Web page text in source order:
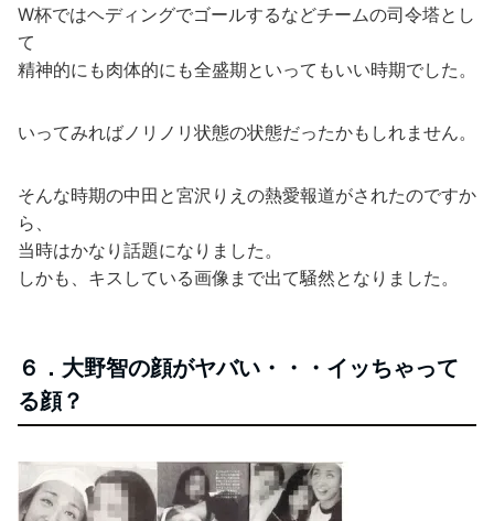
W杯ではヘディングでゴールするなどチームの司令塔とし
て
精神的にも肉体的にも全盛期といってもいい時期でした。
いってみればノリノリ状態の状態だったかもしれません。
そんな時期の中田と宮沢りえの熱愛報道がされたのですか
ら、
当時はかなり話題になりました。
しかも、キスしている画像まで出て騒然となりました。
６．大野智の顔がヤバい・・・イッちゃって
る顔？